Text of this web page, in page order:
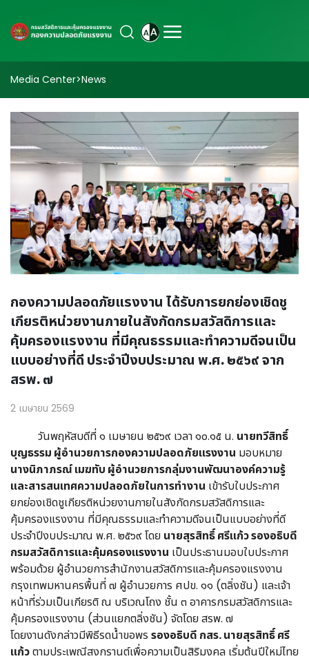
Media Center>News
กองความปลอดภัยแรงงาน ได้รับการยกย่องเชิดชู
เกียรติหน่วยงานภายในสังกัดกรมสวัสดิการและ
คุ้มครองแรงงาน ที่มีคุณธรรมและทำความดีจนเป็น
แบบอย่างที่ดี ประจำปีงบประมาณ พ.ศ. ๒๕๖๙ จาก
สรพ. ๗
2 เมษายน 2569
วันพฤหัสบดีที่ ๑ เมษายน ๒๕๖๙ เวลา ๑๐.๑๕ น. นายทวีสิทธิ์
บุญธรรม ผู้อำนวยการกองความปลอดภัยแรงงาน มอบหมาย
นางนิภาภรณ์ เมฆทับ ผู้อำนวยการกลุ่มงานพัฒนาองค์ความรู้
และสารสนเทศความปลอดภัยในการทำงาน เข้ารับใบประกาศ
ยกย่องเชิดชูเกียรติหน่วยงานภายในสังกัดกรมสวัสดิการและ
คุ้มครองแรงงาน ที่มีคุณธรรมและทำความดีจนเป็นแบบอย่างที่ดี
ประจำปีงบประมาณ พ.ศ. ๒๕๖๙ โดย นายสุรสิทธิ์ ศรีแก้ว รองอธิบดี
กรมสวัสดิการและคุ้มครองแรงงาน เป็นประธานมอบใบประกาศ
พร้อมด้วย ผู้อำนวยการสำนักงานสวัสดิการและคุ้มครองแรงงาน
กรุงเทพมหานครพื้นที่ ๗ ผู้อำนวยการ ศปข. ๑๑ (ตลิ่งชัน) และเจ้า
หน้าที่ร่วมเป็นเกียรติ ณ บริเวณโถง ชั้น ๓ อาคารกรมสวัสดิการและ
คุ้มครองแรงงาน (ส่วนแยกตลิ่งชัน) จัดโดย สรพ. ๗
โดยงานดังกล่าวมีพิธีรดน้ำขอพร รองอธิบดี กสร. นายสุรสิทธิ์ ศรี
แก้วตามประเพณีสงกรานต์เพื่อความเป็นสิริมงคล เริ่มต้นปีใหม่ไทย